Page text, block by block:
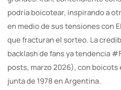
podría boicotear, inspirando a
en medio de sus tensiones con
que fracturan el sorteo. La
backlash de fans ya tendencia
posts, marzo 2026), con
junta de 1978 en Argentina.